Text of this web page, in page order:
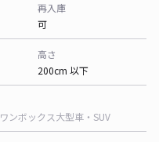
再入庫
可
高さ
200cm 以下
ワンボックス大型車・SUV